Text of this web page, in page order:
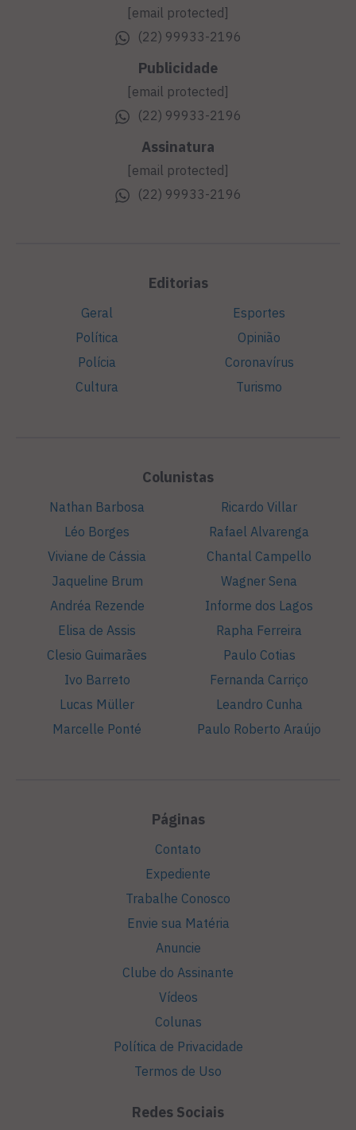
[email protected]
(22) 99933-2196
Publicidade
[email protected]
(22) 99933-2196
Assinatura
[email protected]
(22) 99933-2196
Editorias
Geral
Política
Polícia
Cultura
Esportes
Opinião
Coronavírus
Turismo
Colunistas
Nathan Barbosa
Léo Borges
Viviane de Cássia
Jaqueline Brum
Andréa Rezende
Elisa de Assis
Clesio Guimarães
Ivo Barreto
Lucas Müller
Marcelle Ponté
Ricardo Villar
Rafael Alvarenga
Chantal Campello
Wagner Sena
Informe dos Lagos
Rapha Ferreira
Paulo Cotias
Fernanda Carriço
Leandro Cunha
Paulo Roberto Araújo
Páginas
Contato
Expediente
Trabalhe Conosco
Envie sua Matéria
Anuncie
Clube do Assinante
Vídeos
Colunas
Política de Privacidade
Termos de Uso
Redes Sociais